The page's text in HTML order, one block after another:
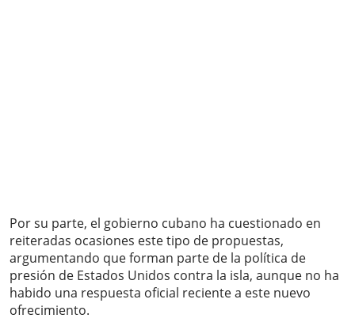
Por su parte, el gobierno cubano ha cuestionado en
reiteradas ocasiones este tipo de propuestas,
argumentando que forman parte de la política de
presión de Estados Unidos contra la isla, aunque no ha
habido una respuesta oficial reciente a este nuevo
ofrecimiento.